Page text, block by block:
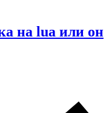
на lua или он